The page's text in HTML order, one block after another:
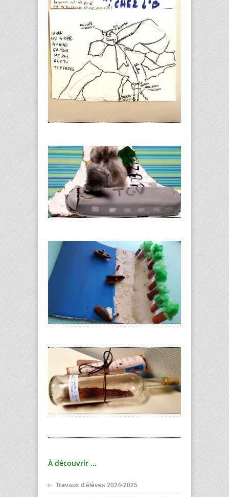
À découvrir ...
Travaux d'élèves 2024-2025